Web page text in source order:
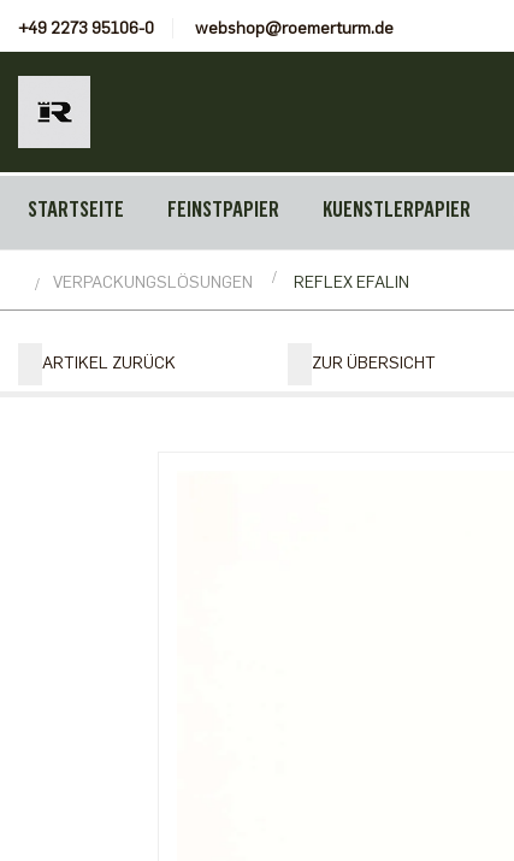
+49 2273 95106-0 webshop@roemerturm.de
STARTSEITE FEINSTPAPIER KUENSTLERPAPIER
VERPACKUNGSLÖSUNGEN REFLEX EFALIN
ARTIKEL ZURÜCK ZUR ÜBERSICHT